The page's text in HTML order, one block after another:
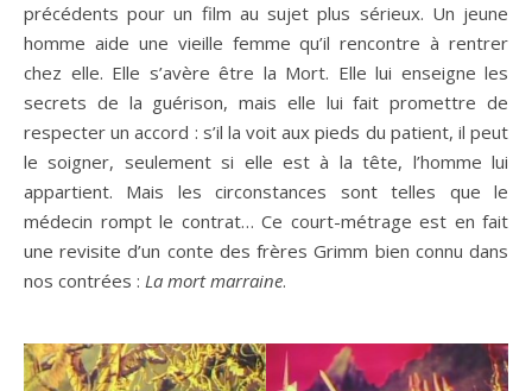
précédents pour un film au sujet plus sérieux. Un jeune
homme aide une vieille femme qu’il rencontre à rentrer
chez elle. Elle s’avère être la Mort. Elle lui enseigne les
secrets de la guérison, mais elle lui fait promettre de
respecter un accord : s’il la voit aux pieds du patient, il peut
le soigner, seulement si elle est à la tête, l’homme lui
appartient. Mais les circonstances sont telles que le
médecin rompt le contrat… Ce court-métrage est en fait
une revisite d’un conte des frères Grimm bien connu dans
nos contrées : La mort marraine.